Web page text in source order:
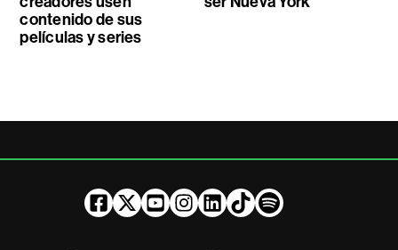
contenido de sus
películas y series